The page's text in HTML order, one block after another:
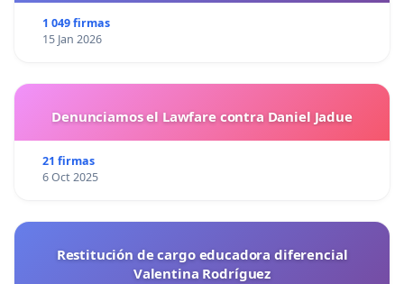
1 049 firmas
15 Jan 2026
Denunciamos el Lawfare contra Daniel Jadue
21 firmas
6 Oct 2025
Restitución de cargo educadora diferencial
Valentina Rodríguez